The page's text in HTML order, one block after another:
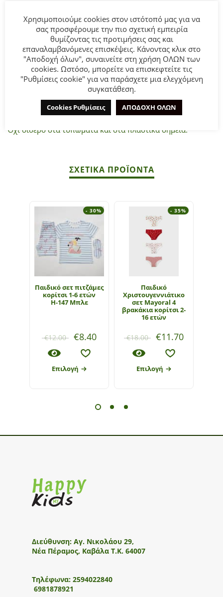
Παιδικό σετ πιτζάμες Εβίτα για κορίτσι από 6 έως 16 ετών.
Μπλουζάκι κοντομάνικο σε μπλε ριγέ χρώμα με τύπωμα
και μάσκα ύπνου.
Σορτς σε μπλε ριγέ χρώμα με ολόσωμο τύπωμα.
Σύνθεση: 100% Βαμβάκι.
ΣΥΜΒΟΥΛΕΣ
Πλένεται στο πλυντήριο στους 30°C.
Όχι σίδερο στα τυπώματα και στα πλαστικά σημεία.
ΣΧΕΤΙΚΆ ΠΡΟΪΌΝΤΑ
- 30%
Παιδικό σετ πιτζάμες
κορίτσι 1-6 ετών
Η-147 Μπλε
€12.00 €8.40
Επιλογή
- 35%
Παιδικό
Χριστουγεννιάτικο
σετ Mayoral 4
βρακάκια κορίτσι 2-
16 ετών
€18.00 €11.70
Επιλογή
Διεύθυνση: Αγ. Νικολάου 29,
Νέα Πέραμος, Καβάλα Τ.Κ. 64007
Τηλέφωνα: 2594022840
6981878921
Χρησιμοποιούμε cookies στον ιστότοπό μας για να
σας προσφέρουμε την πιο σχετική εμπειρία
θυμίζοντας τις προτιμήσεις σας και
επαναλαμβανόμενες επισκέψεις. Κάνοντας κλικ στο
"Αποδοχή όλων", συναινείτε στη χρήση ΟΛΩΝ των
cookies. Ωστόσο, μπορείτε να επισκεφτείτε τις
"Ρυθμίσεις cookie" για να παράσχετε μια ελεγχόμενη
συγκατάθεση.
Cookies Ρυθμίσεις ΑΠΟΔΟΧΗ ΟΛΩΝ